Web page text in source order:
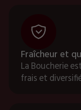
Fraîcheur et
La Boucherie
frais et